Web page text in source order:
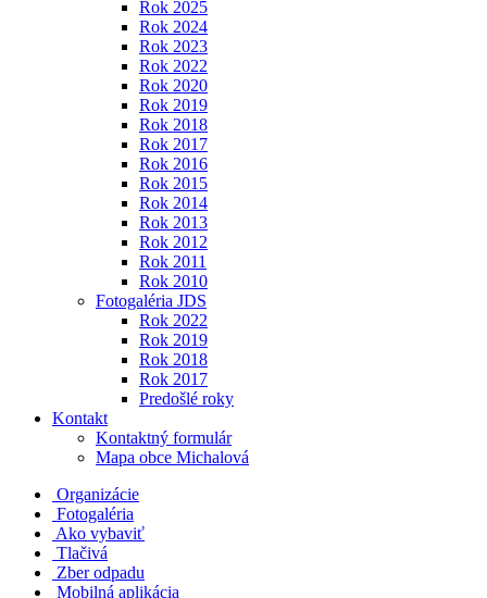
Rok 2025
Rok 2024
Rok 2023
Rok 2022
Rok 2020
Rok 2019
Rok 2018
Rok 2017
Rok 2016
Rok 2015
Rok 2014
Rok 2013
Rok 2012
Rok 2011
Rok 2010
Fotogaléria JDS
Rok 2022
Rok 2019
Rok 2018
Rok 2017
Predošlé roky
Kontakt
Kontaktný formulár
Mapa obce Michalová
Organizácie
Fotogaléria
Ako vybaviť
Tlačivá
Zber odpadu
Mobilná aplikácia